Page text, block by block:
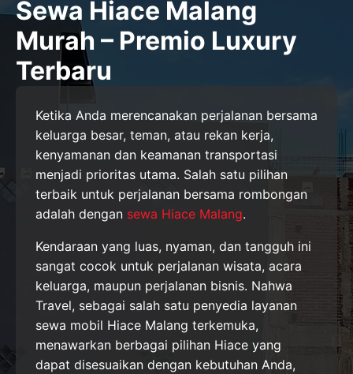
Sewa Hiace Malang
Murah – Premio Luxury
Terbaru
Ketika Anda merencanakan perjalanan bersama
keluarga besar, teman, atau rekan kerja,
kenyamanan dan keamanan transportasi
menjadi prioritas utama. Salah satu pilihan
terbaik untuk perjalanan bersama rombongan
adalah dengan sewa Hiace Malang.
Kendaraan yang luas, nyaman, dan tangguh ini
sangat cocok untuk perjalanan wisata, acara
keluarga, maupun perjalanan bisnis. Nahwa
Travel, sebagai salah satu penyedia layanan
sewa mobil Hiace Malang terkemuka,
menawarkan berbagai pilihan Hiace yang
dapat disesuaikan dengan kebutuhan Anda,